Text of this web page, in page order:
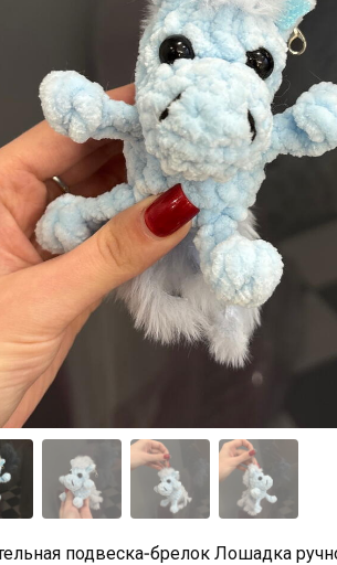
подвеска-брелок Лошадка